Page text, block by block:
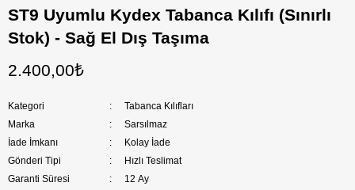
ST9 Uyumlu Kydex Tabanca Kılıfı (Sınırlı
Stok) - Sağ El Dış Taşıma
2.400,00₺
Kategori
Tabanca Kılıfları
Marka
Sarsılmaz
İade İmkanı
Kolay İade
Gönderi Tipi
Hızlı Teslimat
Garanti Süresi
12 Ay